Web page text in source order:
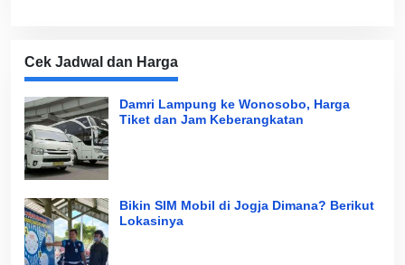
Cek Jadwal dan Harga
Damri Lampung ke Wonosobo, Harga
Tiket dan Jam Keberangkatan
Bikin SIM Mobil di Jogja Dimana? Berikut
Lokasinya